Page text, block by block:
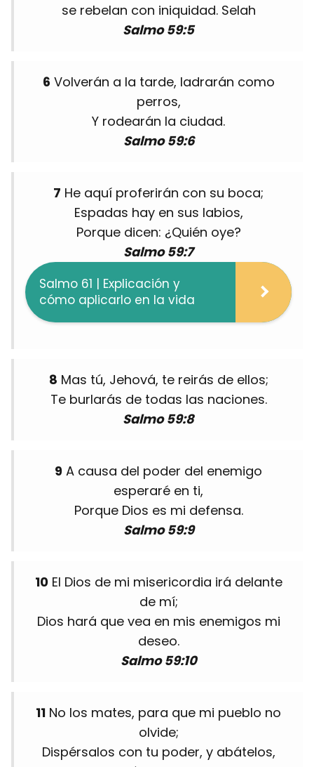
se rebelan con iniquidad. Selah
Salmo 59:5
6 Volverán a la tarde, ladrarán como
perros,
Y rodearán la ciudad.
Salmo 59:6
7 He aquí proferirán con su boca;
Espadas hay en sus labios,
Porque dicen: ¿Quién oye?
Salmo 59:7
Salmo 61 | Explicación y
cómo aplicarlo en la vida
8 Mas tú, Jehová, te reirás de ellos;
Te burlarás de todas las naciones.
Salmo 59:8
9 A causa del poder del enemigo
esperaré en ti,
Porque Dios es mi defensa.
Salmo 59:9
10El Dios de mi misericordia irá delante
de mí;
Dios hará que vea en mis enemigos mi
deseo.
Salmo 59:10
11 No los mates, para que mi pueblo no
olvide;
Dispérsalos con tu poder, y abátelos,